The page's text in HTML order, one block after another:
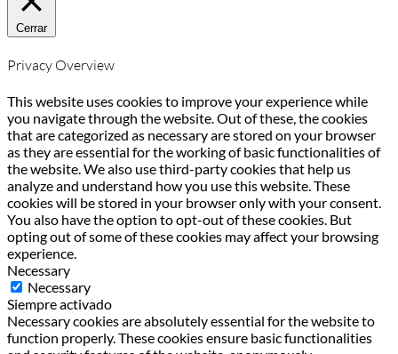
Cerrar
Privacy Overview
This website uses cookies to improve your experience while
you navigate through the website. Out of these, the cookies
that are categorized as necessary are stored on your browser
as they are essential for the working of basic functionalities of
the website. We also use third-party cookies that help us
analyze and understand how you use this website. These
cookies will be stored in your browser only with your consent.
You also have the option to opt-out of these cookies. But
opting out of some of these cookies may affect your browsing
experience.
Necessary
Necessary
Siempre activado
Necessary cookies are absolutely essential for the website to
function properly. These cookies ensure basic functionalities